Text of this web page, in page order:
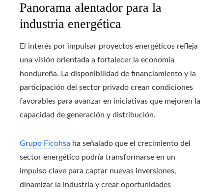
Panorama alentador para la
industria energética
El interés por impulsar proyectos energéticos refleja
una visión orientada a fortalecer la economía
hondureña. La disponibilidad de financiamiento y la
participación del sector privado crean condiciones
favorables para avanzar en iniciativas que mejoren la
capacidad de generación y distribución.
Grupo Ficohsa ha señalado que el crecimiento del
sector energético podría transformarse en un
impulso clave para captar nuevas inversiones,
dinamizar la industria y crear oportunidades